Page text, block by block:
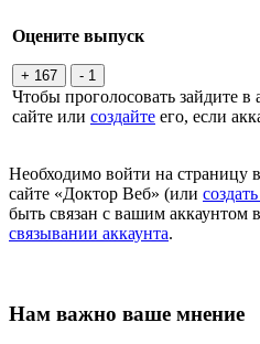
Оцените выпуск
+ 167 - 1
Чтобы проголосовать зайдите в
сайте или создайте его, если
Необходимо войти на страницу
сайте «Доктор Веб» (или
быть связан с вашим аккаунтом
связывании аккаунта.
Нам важно ваше мнение